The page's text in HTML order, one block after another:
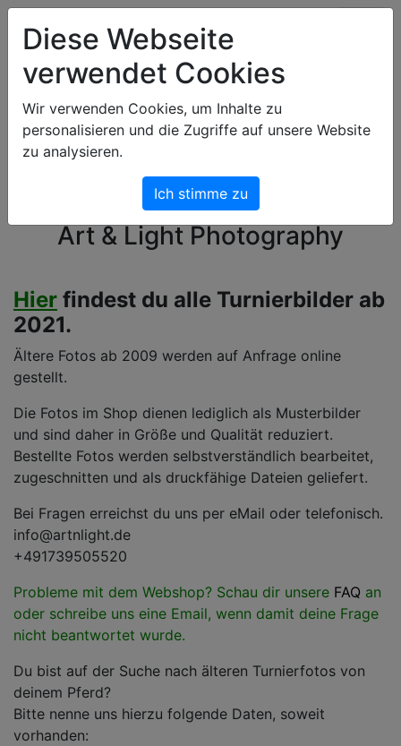
Art & Light Bildershop
Willkommen im Shop von
Art & Light Photography
Hier findest du alle Turnierbilder ab
2021.
Ältere Fotos ab 2009 werden auf Anfrage online
gestellt.
Die Fotos im Shop dienen lediglich als Musterbilder
und sind daher in Größe und Qualität reduziert.
Bestellte Fotos werden selbstverständlich bearbeitet,
zugeschnitten und als druckfähige Dateien geliefert.
Bei Fragen erreichst du uns per eMail oder telefonisch.
info@artnlight.de
+491739505520
Probleme mit dem Webshop? Schau dir unsere FAQ an
oder schreibe uns eine Email, wenn damit deine Frage
nicht beantwortet wurde.
Du bist auf der Suche nach älteren Turnierfotos von
deinem Pferd?
Bitte nenne uns hierzu folgende Daten, soweit
vorhanden:
Diese Webseite
verwendet Cookies
Wir verwenden Cookies, um Inhalte zu
personalisieren und die Zugriffe auf unsere Website
zu analysieren.
Ich stimme zu